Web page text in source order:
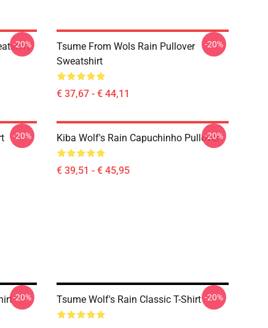
-20%
Tsume From Wols Rain Pullover
Sweatshirt
€ 37,67 - € 44,11
-20%
-20% Kiba Wolf's Rain Capuchinho Pullover
€ 39,51 - € 45,95
-20%
-20% Tsume Wolf's Rain Classic T-Shirt -20%